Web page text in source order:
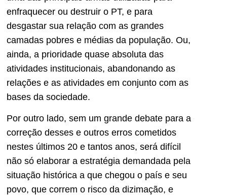
enfraquecer ou destruir o PT, e para
desgastar sua relação com as grandes
camadas pobres e médias da população. Ou,
ainda, a prioridade quase absoluta das
atividades institucionais, abandonando as
relações e as atividades em conjunto com as
bases da sociedade.
Por outro lado, sem um grande debate para a
correção desses e outros erros cometidos
nestes últimos 20 e tantos anos, será difícil
não só elaborar a estratégia demandada pela
situação histórica a que chegou o país e seu
povo, que correm o risco da dizimação, e